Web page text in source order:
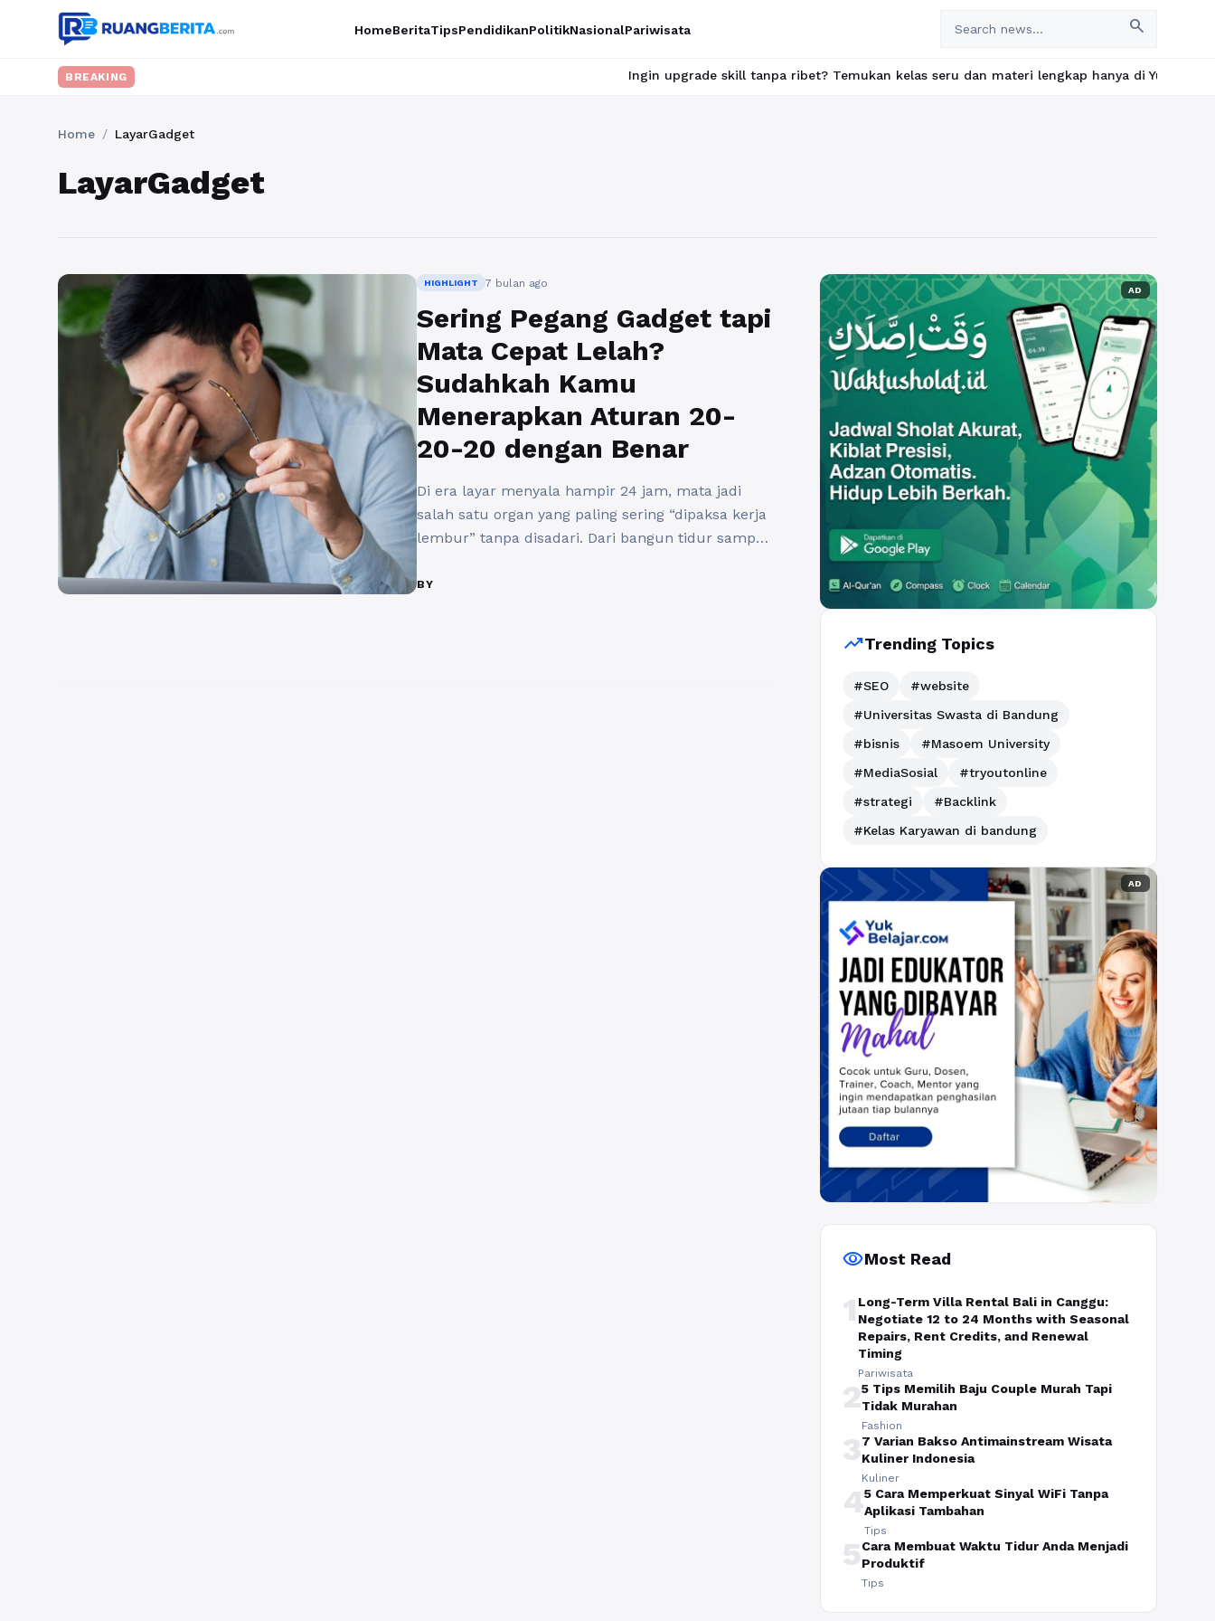
HomeBeritaTipsPendidikanPolitikNasionalPariwisata search
BREAKING Ingin upgrade skill tanpa ribet? Temukan kelas seru dan materi lengkap hanya di YukBelajar.com.
Home / LayarGadget
LayarGadget
HIGHLIGHT 7 bulan ago
Sering Pegang Gadget tapi
Mata Cepat Lelah?
Sudahkah Kamu
Menerapkan Aturan 20-
20-20 dengan Benar
Di era layar menyala hampir 24 jam, mata jadi
salah satu organ yang paling sering “dipaksa kerja
lembur” tanpa disadari. Dari bangun tidur sampai
laptop, atau tablet seolah jadi rutinitas wajib, baik
BY
AD
trending_upTrending Topics
#SEO
#website
#Universitas Swasta di Bandung
#bisnis
#Masoem University
#MediaSosial
#tryoutonline
#strategi
#Backlink
#Kelas Karyawan di bandung
AD
visibilityMost Read
1 Long-Term Villa Rental Bali in Canggu:
Negotiate 12 to 24 Months with Seasonal
Repairs, Rent Credits, and Renewal
Timing
Pariwisata
25 Tips Memilih Baju Couple Murah Tapi
Tidak Murahan
Fashion
37 Varian Bakso Antimainstream Wisata
Kuliner Indonesia
Kuliner
45 Cara Memperkuat Sinyal WiFi Tanpa
Aplikasi Tambahan
Tips
5Cara Membuat Waktu Tidur Anda Menjadi
Produktif
Tips